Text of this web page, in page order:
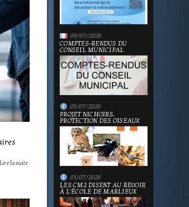
la suite
09/07/2026
COMPTES-RENDUS DU
CONSEIL MUNICIPAL
03/07/2026
PROJET NICHOIRS,
PROTECTION DES OISEAUX
03/07/2026
LES CM2 DISENT AU REVOIR
À L'ÉCOLE DE MARLIEUX